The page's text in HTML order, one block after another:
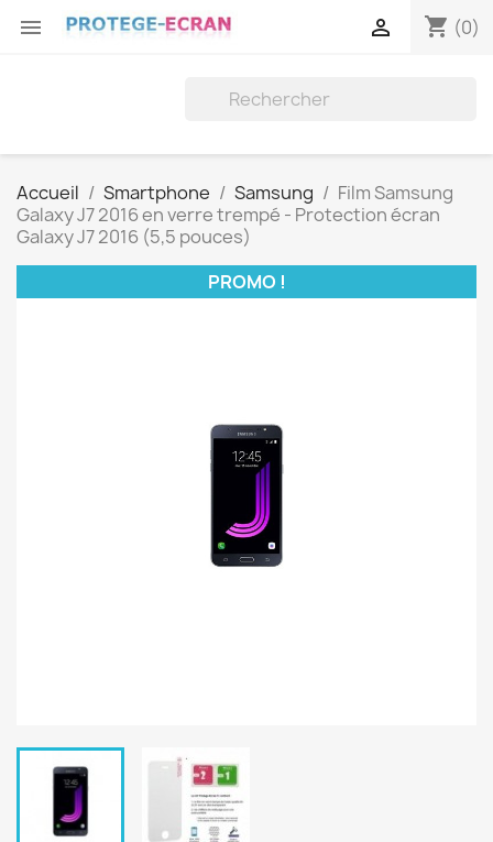
 shopping_cart (0)

Accueil Smartphone Samsung
Film Samsung
Galaxy J7 2016 en verre trempé - Protection écran
Galaxy J7 2016 (5,5 pouces)
PROMO !